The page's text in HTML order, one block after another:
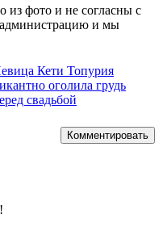
из фото и не согласны с
и мы
Кети Топурия
оголила грудь
свадьбой
Комментировать